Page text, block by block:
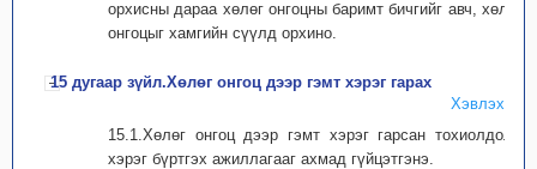
орхисны дараа хөлөг онгоцны баримт бичгийг авч, хөлөг
онгоцыг хамгийн сүүлд орхино.
15 дугаар зүйл.Хөлөг онгоц дээр гэмт хэрэг гарах
Хэвлэх
15.1.Хөлөг онгоц дээр гэмт хэрэг гарсан тохиолдолд
хэрэг бүртгэх ажиллагааг ахмад гүйцэтгэнэ.